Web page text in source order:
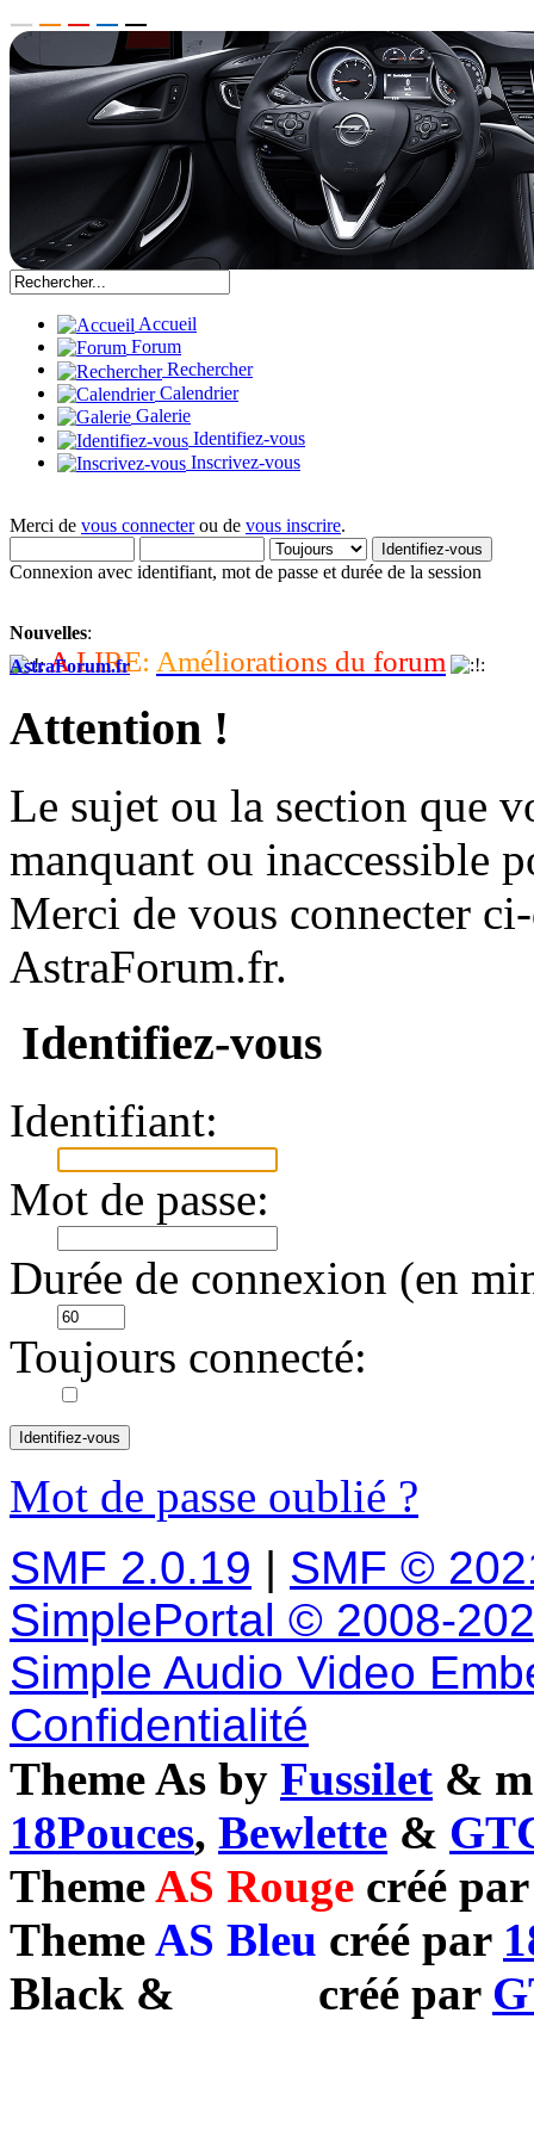
Accueil
Forum
Rechercher
Calendrier
Galerie
Identifiez-vous
Inscrivez-vous
Merci de vous connecterou de vous inscrire.
Connexion avec identifiant, mot de passe et durée de la session
Nouvelles:
A LIRE: Améliorations du forum
AstraForum.fr
Attention !
Le sujet ou la section que
manquant ou inaccessible
Merci de vous connecter
AstraForum.fr.
Identifiez-vous
Identifiant:
Mot de passe:
Durée de connexion (en
Toujours connecté:
Mot de passe oublié ?
SMF 2.0.19 | SMF ©
SimplePortal © 2008-
Simple Audio Video
Confidentialité
Theme As by Fussilet &
18Pouces, Bewlette &
ThemeAS Rouge créé
ThemeAS Bleu créé par
Black & créé par